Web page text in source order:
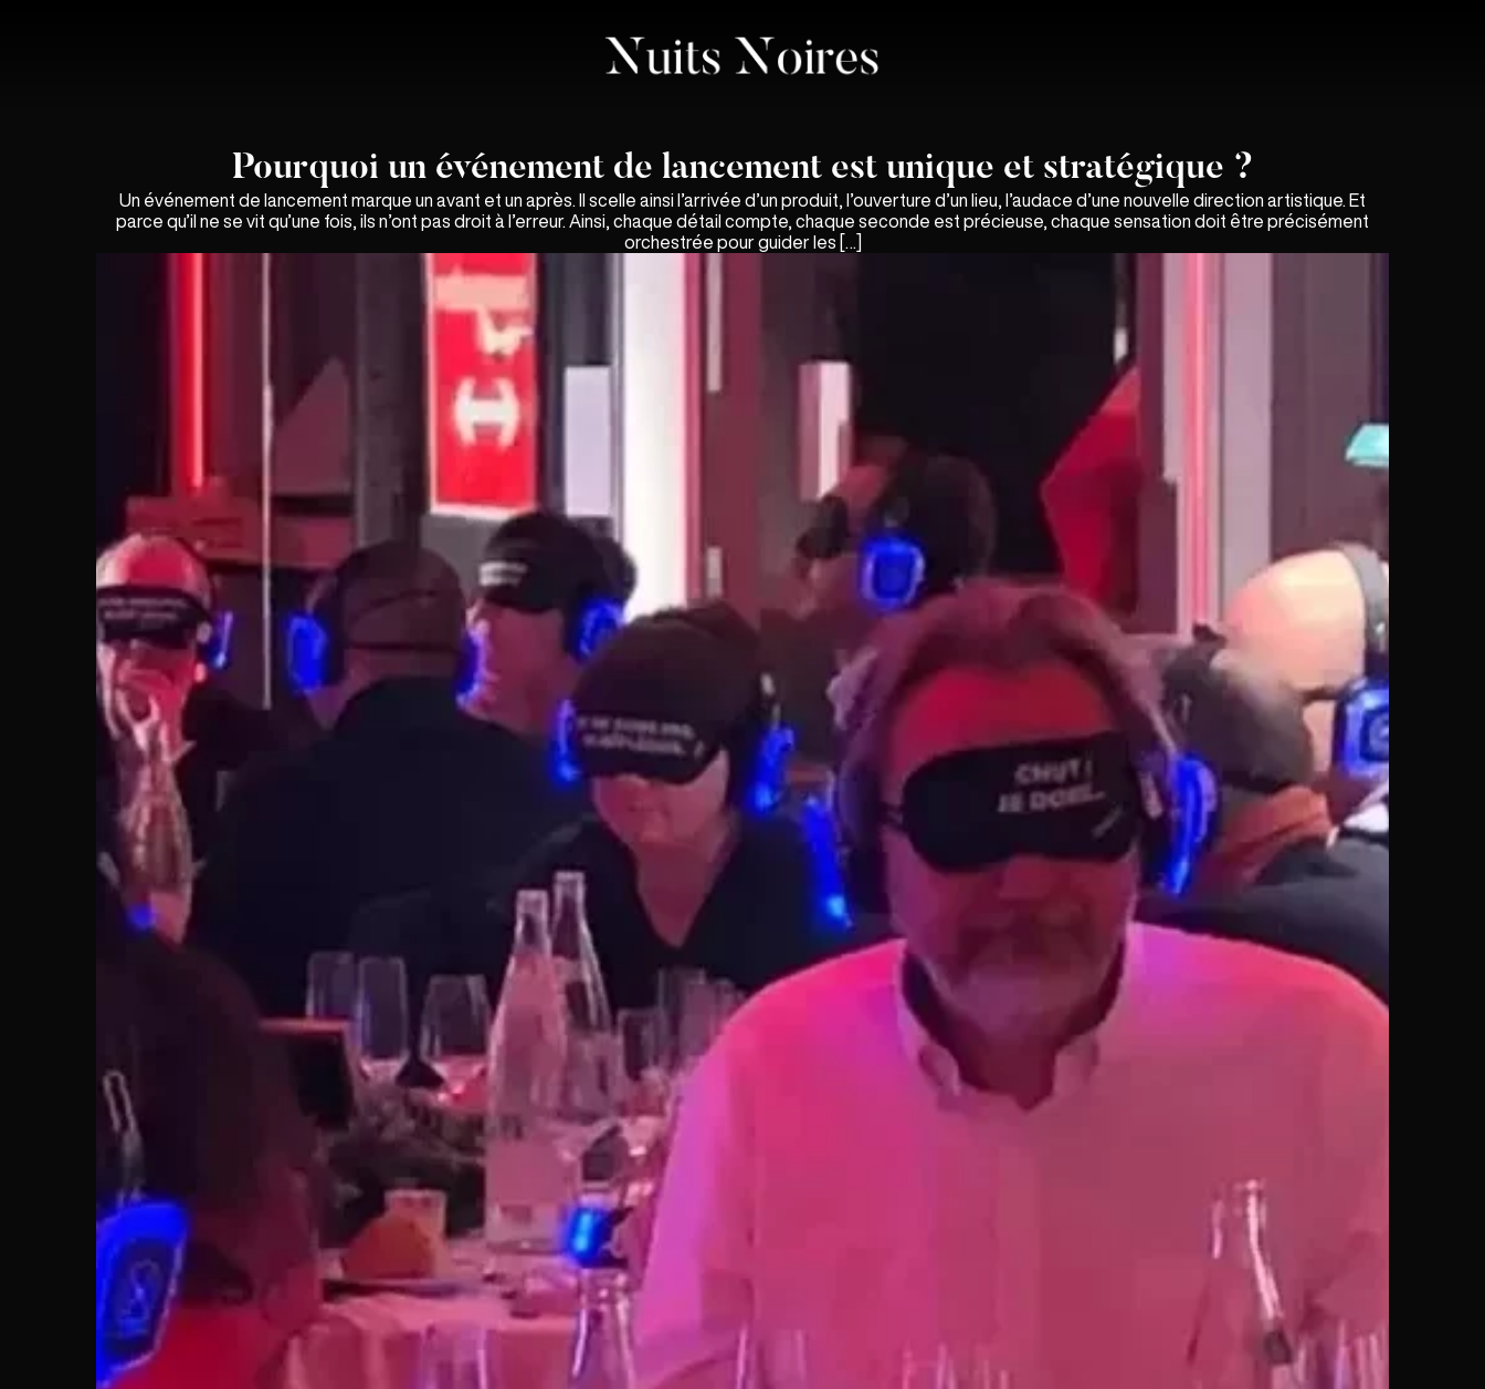
Pourquoi un événement de lancement est unique et stratégique ?
Un événement de lancement marque un avant et un après. Il scelle ainsi l’arrivée d’un produit, l’ouverture d’un lieu, l’audace d’une nouvelle direction artistique. Et
parce qu’il ne se vit qu’une fois, ils n’ont pas droit à l’erreur. Ainsi, chaque détail compte, chaque seconde est précieuse, chaque sensation doit être précisément
orchestrée pour guider les […]